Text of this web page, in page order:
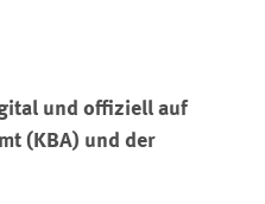
und offiziell auf
(KBA) und der